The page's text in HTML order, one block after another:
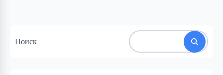
Поиск